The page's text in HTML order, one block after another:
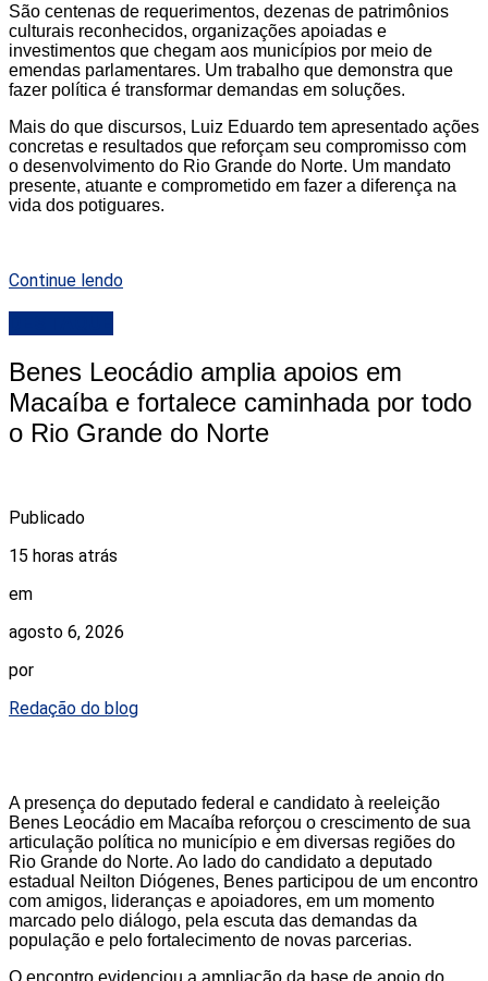
São centenas de requerimentos, dezenas de patrimônios
culturais reconhecidos, organizações apoiadas e
investimentos que chegam aos municípios por meio de
emendas parlamentares. Um trabalho que demonstra que
fazer política é transformar demandas em soluções.
Mais do que discursos, Luiz Eduardo tem apresentado ações
concretas e resultados que reforçam seu compromisso com
o desenvolvimento do Rio Grande do Norte. Um mandato
presente, atuante e comprometido em fazer a diferença na
vida dos potiguares.
Continue lendo
Benes Leocádio amplia apoios em
Macaíba e fortalece caminhada por todo
o Rio Grande do Norte
Publicado
15 horas atrás
em
agosto 6, 2026
por
Redação do blog
A presença do deputado federal e candidato à reeleição
Benes Leocádio em Macaíba reforçou o crescimento de sua
articulação política no município e em diversas regiões do
Rio Grande do Norte. Ao lado do candidato a deputado
estadual Neilton Diógenes, Benes participou de um encontro
com amigos, lideranças e apoiadores, em um momento
marcado pelo diálogo, pela escuta das demandas da
população e pelo fortalecimento de novas parcerias.